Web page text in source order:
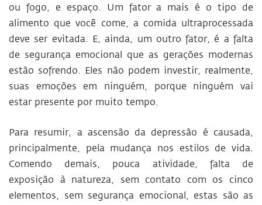
ou fogo, e espaço. Um fator a mais é o tipo de
alimento que você come, a comida ultraprocessada
deve ser evitada. E, ainda, um outro fator, é a falta
de segurança emocional que as gerações modernas
estão sofrendo. Eles não podem investir, realmente,
suas emoções em ninguém, porque ninguém vai
estar presente por muito tempo.
Para resumir, a ascensão da depressão é causada,
principalmente, pela mudança nos estilos de vida.
Comendo demais, pouca atividade, falta de
exposição à natureza, sem contato com os cinco
elementos, sem segurança emocional, estas são as